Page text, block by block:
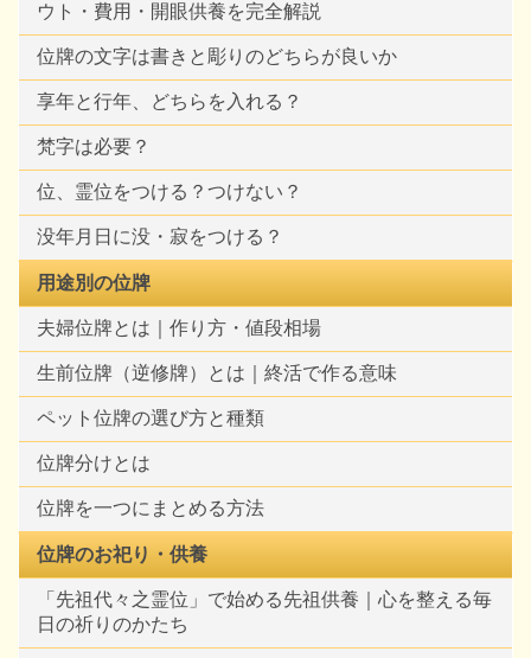
ウト・費用・開眼供養を完全解説
位牌の文字は書きと彫りのどちらが良いか
享年と行年、どちらを入れる？
梵字は必要？
位、霊位をつける？つけない？
没年月日に没・寂をつける？
用途別の位牌
夫婦位牌とは｜作り方・値段相場
生前位牌（逆修牌）とは｜終活で作る意味
ペット位牌の選び方と種類
位牌分けとは
位牌を一つにまとめる方法
位牌のお祀り・供養
「先祖代々之霊位」で始める先祖供養｜心を整える毎
日の祈りのかたち